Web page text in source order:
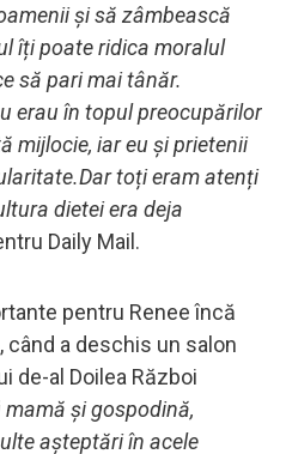
și să zâmbească
îți poate ridica moralul
să pari mai tânăr.
erau în topul preocupărilor
mijlocie, iar eu și prietenii
ar toți eram atenți
dietei era deja
Daily Mail.
pentru Renee încă
când a deschis un salon
de-al Doilea Război
și gospodină,
așteptări în acele